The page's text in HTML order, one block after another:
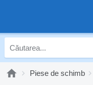
Piese de schimb